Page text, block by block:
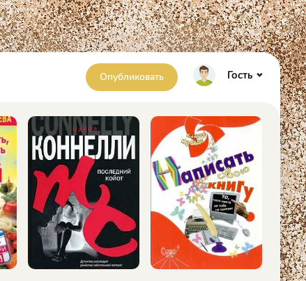
Опубликовать Гость